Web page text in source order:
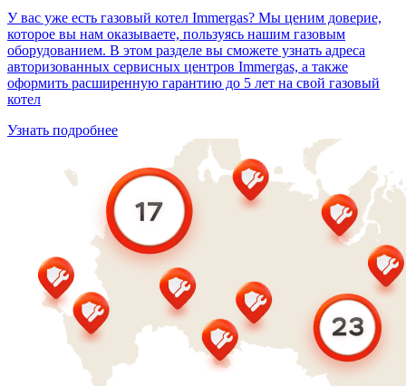
У вас уже есть газовый котел Immergas? Мы ценим доверие,
которое вы нам оказываете, пользуясь нашим газовым
оборудованием. В этом разделе вы сможете узнать адреса
авторизованных сервисных центров Immergas, а также
оформить расширенную гарантию до 5 лет на свой газовый
котел
Узнать подробнее